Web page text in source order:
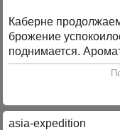
Каберне
брожение
поднимается.
asia-expedition